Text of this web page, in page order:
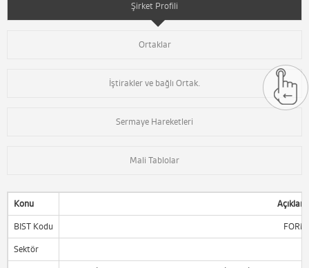
Şirket Profili
Ortaklar
İştirakler ve bağlı Ortak.
Sermaye Hareketleri
Mali Tablolar
Konu
BIST Kodu
Sektör